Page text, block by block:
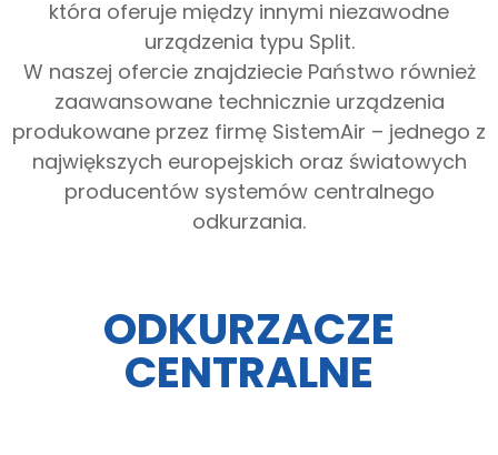
która oferuje między innymi niezawodne
urządzenia typu Split.
W naszej ofercie znajdziecie Państwo również
zaawansowane technicznie urządzenia
produkowane przez firmę SistemAir – jednego z
największych europejskich oraz światowych
producentów systemów centralnego
odkurzania.
ODKURZACZE
CENTRALNE